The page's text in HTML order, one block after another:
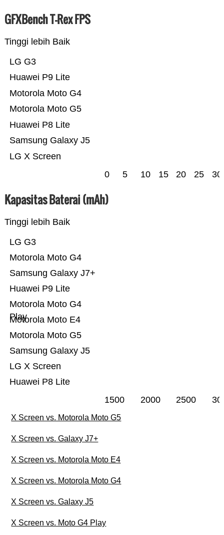
GFXBench T-Rex FPS
Tinggi lebih Baik
LG X Screen
Samsung Galaxy J5
Huawei P8 Lite
Motorola Moto G5
Motorola Moto G4
Huawei P9 Lite
LG G3
0 5 10 15 20 25 30
Kapasitas Baterai (mAh)
Tinggi lebih Baik
Huawei P8 Lite
LG X Screen
Samsung Galaxy J5
Motorola Moto G5
Motorola Moto E4
Motorola Moto G4
Play
Huawei P9 Lite
Samsung Galaxy J7+
Motorola Moto G4
LG G3
1500 2000 2500
X Screen vs. Motorola Moto G5
X Screen vs. Galaxy J7+
X Screen vs. Motorola Moto E4
X Screen vs. Motorola Moto G4
X Screen vs. Galaxy J5
X Screen vs. Moto G4 Play